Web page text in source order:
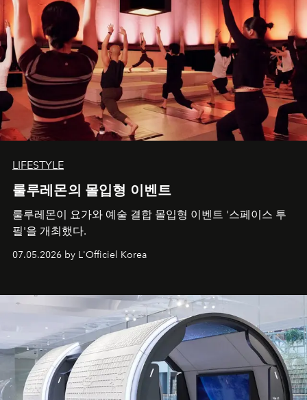
LIFESTYLE
룰루레몬의 몰입형 이벤트
룰루레몬이 요가와 예술 결합 몰입형 이벤트 '스페이스 투
필'을 개최했다.
07.05.2026 by L'Officiel Korea